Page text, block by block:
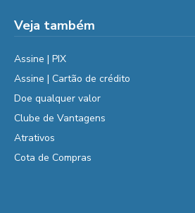
Veja também
Assine | PIX
Assine | Cartão de crédito
Doe qualquer valor
Clube de Vantagens
Atrativos
Cota de Compras